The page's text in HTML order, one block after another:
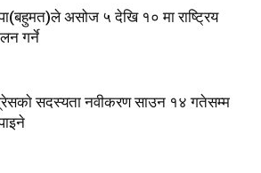
असोज ५ देखि १० मा राष्ट्रिय
गर्ने
सदस्यता नवीकरण साउन १४ गतेसम्म